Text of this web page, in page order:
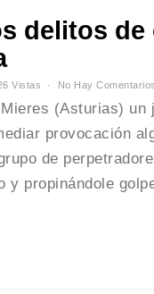
delitos
Vistas No Hay Comentarios
(Asturias)
provocación
de
y propinándole